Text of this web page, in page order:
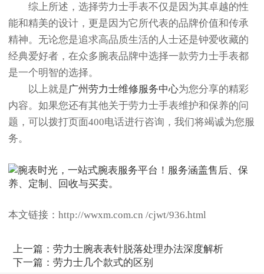
综上所述，选择劳力士手表不仅是因为其卓越的性
能和精美的设计，更是因为它所代表的品牌价值和传承
精神。无论您是追求高品质生活的人士还是钟爱收藏的
经典爱好者，在众多腕表品牌中选择一款劳力士手表都
是一个明智的选择。
以上就是广州劳力士维修服务中心为您分享的精彩
内容。如果您还有其他关于劳力士手表维护和保养的问
题，可以拨打页面400电话进行咨询，我们将竭诚为您服
务。
本文链接：http://wwxm.com.cn /cjwt/936.html
上一篇：劳力士腕表表针脱落处理办法深度解析
下一篇：劳力士几个款式的区别